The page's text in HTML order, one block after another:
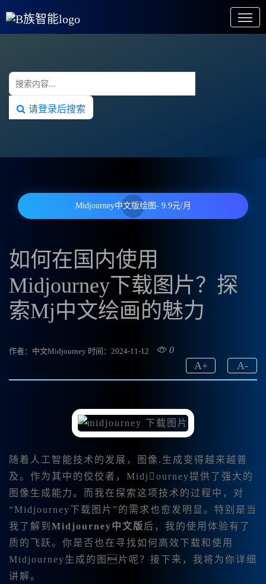
请登录后搜索
Midjourney中文版绘图- 9.9元/月
如何在国内使用
Midjourney下载图片？探
索Mj中文绘画的魅力
作者：中文Midjourney 时间：2024-11-12 0
A-
A+
随着人工智能技术的发展，图像.生成变得越来越普
及。作为其中的佼佼者，Midjourney提供了强大的
图像生成能力。而我在探索这项技术的过程中，对
“Midjourney下载图片”的需求也愈发明显。特别是当
我了解到 Midjourney中文版后，我的使用体验有了
质的飞跃。你是否也在寻找如何高效下载和使用
Midjourney生成的图片呢？接下来，我将为你详细
讲解。